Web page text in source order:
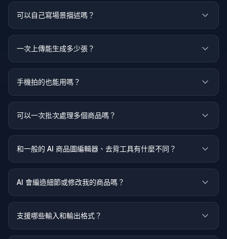
可以自己寫場景描述嗎？
一次上傳能生成多少張？
手機拍的也能用嗎？
可以一次批次處理多個商品嗎？
和一般的 AI 商品圖編輯器、去背工具有什麼不同？
AI 會編造細節或修改我的商品嗎？
支援哪些輸入和輸出格式？